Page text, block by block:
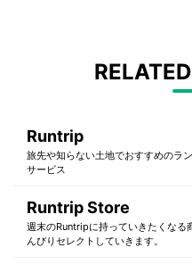
Runtrip
旅先や知らない土地でおすすめのラ
サービス
Runtrip Store
週末のRuntripに持っていきたくなる
んびりセレクトしていきます。